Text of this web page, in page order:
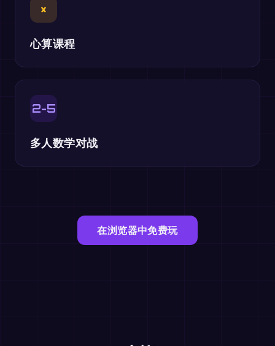
×
心算课程
2-5
多人数学对战
在浏览器中免费玩